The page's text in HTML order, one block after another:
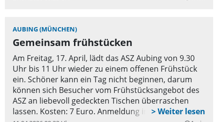
Ländern vortragen.
AUBING (MÜNCHEN)
Gemeinsam frühstücken
Am Freitag, 17. April, lädt das ASZ Aubing von 9.30
Uhr bis 11 Uhr wieder zu einem offenen Frühstück
ein. Schöner kann ein Tag nicht beginnen, darum
können sich Besucher vom Frühstücksangebot des
ASZ an liebevoll gedeckten Tischen überraschen
lassen. Kosten: 7 Euro. Anmeldung im ASZ Aubing